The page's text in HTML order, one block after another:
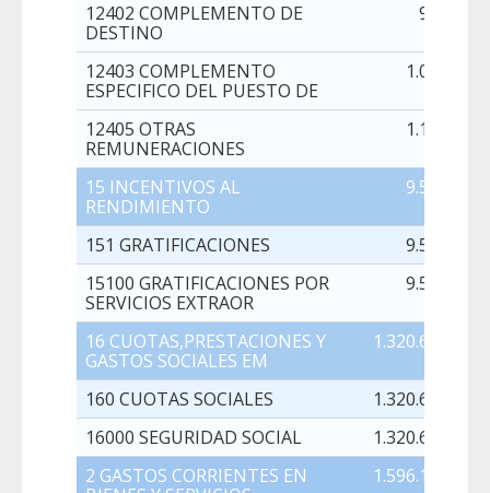
12402 COMPLEMENTO DE
DESTINO
995,00
12403 COMPLEMENTO
ESPECIFICO DEL PUESTO DE
1.093,00
12405 OTRAS
REMUNERACIONES
1.109,00
15 INCENTIVOS AL
RENDIMIENTO
9.509,00
151 GRATIFICACIONES
9.509,00
15100 GRATIFICACIONES POR
SERVICIOS EXTRAOR
9.509,00
16 CUOTAS,PRESTACIONES Y
GASTOS SOCIALES EM
1.320.639,00
160 CUOTAS SOCIALES
1.320.639,00
16000 SEGURIDAD SOCIAL
1.320.639,00
2 GASTOS CORRIENTES EN
1.596.119,00